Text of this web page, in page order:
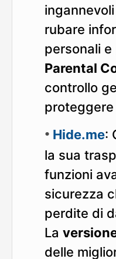
rubare
personali
Parental
controllo
Hide.me:
la sua
funzioni
sicurezza
perdite di
La
delle